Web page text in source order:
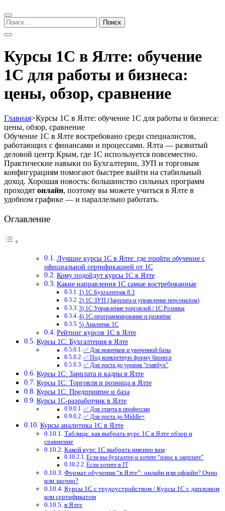
Найти:
Курсы 1С в Ялте: обучение
1С для работы и бизнеса:
цены, обзор, сравнение
Главная>Курсы 1С в Ялте: обучение 1С для работы и бизнеса:
цены, обзор, сравнение
Обучение 1С в Ялте востребовано среди специалистов,
работающих с финансами и процессами. Ялта — развитый
деловой центр Крым, где 1С используется повсеместно.
Практические навыки по Бухгалтерии, ЗУП и торговым
конфигурациям помогают быстрее выйти на стабильный
доход. Хорошая новость: большинство сильных программ
проходят онлайн, поэтому вы можете учиться в Ялте в
удобном графике — и параллельно работать.
Оглавление
Лучшие курсы 1С в Ялте: где пройти обучение с
официальной сертификацией от 1С
Кому подойдут курсы 1С в Ялте
Какие направления 1С самые востребованные
1) 1С:Бухгалтерия 8.3
2) 1С:ЗУП (Зарплата и управление персоналом)
3) 1С:Управление торговлей / 1С:Розница
4) 1С-программирование и развитие
5) Аналитик 1С
Рейтинг курсов 1С в Ялте
Курсы 1С: Бухгалтерия в Ялте
✅ Для новичков и уверенной базы
✅ Под конкретную форму бизнеса
✅ Для роста до уровня “главбух”
Курсы 1С: Зарплата и кадры в Ялте
Курсы 1С: Торговля и розница в Ялте
Курсы 1С: Предприятие и база
Курсы 1С-разработчик в Ялте
✅ Для старта в профессии
✅ Для роста до Middle+
Курсы аналитика 1С в Ялте
Таблица: как выбрать курс 1С в Ялте обзор и
сравнение
Какой курс 1С выбрать именно вам
Если вы бухгалтер и хотите “плюс к зарплате”
Если хотите в IT
Формат обучения “в Ялте”: онлайн или офлайн? Очно
или заочно?
Курсы 1С с трудоустройством / Курсы 1С с дипломом
или сертификатом
в Ялте